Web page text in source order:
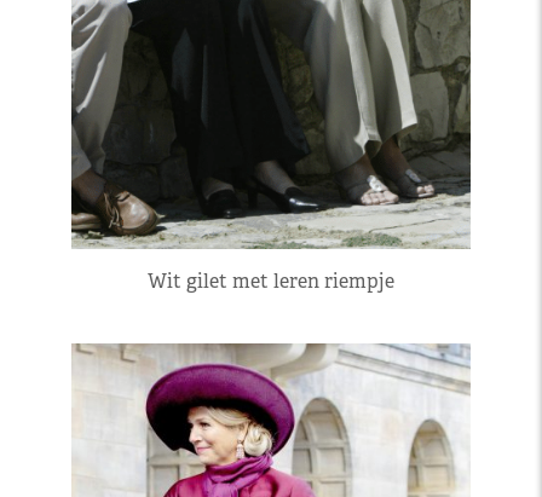
Wit gilet met leren riempje